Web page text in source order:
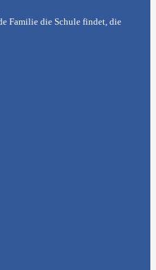
Familie die Schule findet, die